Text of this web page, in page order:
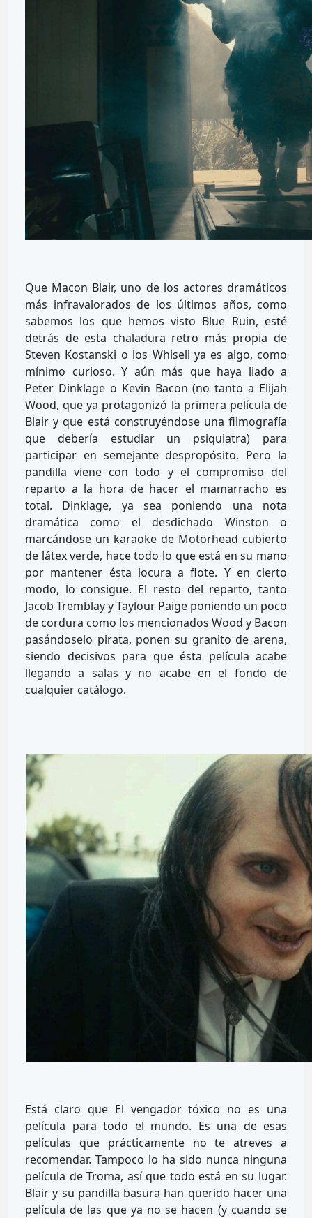
Que Macon Blair, uno de los actores dramáticos
más infravalorados de los últimos años, como
sabemos los que hemos visto Blue Ruin, esté
detrás de esta chaladura retro más propia de
Steven Kostanski o los Whisell ya es algo, como
mínimo curioso. Y aún más que haya liado a
Peter Dinklage o Kevin Bacon (no tanto a Elijah
Wood, que ya protagonizó la primera película de
Blair y que está construyéndose una filmografía
que debería estudiar un psiquiatra) para
participar en semejante despropósito. Pero la
pandilla viene con todo y el compromiso del
reparto a la hora de hacer el mamarracho es
total. Dinklage, ya sea poniendo una nota
dramática como el desdichado Winston o
marcándose un karaoke de Motörhead cubierto
de látex verde, hace todo lo que está en su mano
por mantener ésta locura a flote. Y en cierto
modo, lo consigue. El resto del reparto, tanto
Jacob Tremblay y Taylour Paige poniendo un poco
de cordura como los mencionados Wood y Bacon
pasándoselo pirata, ponen su granito de arena,
siendo decisivos para que ésta película acabe
llegando a salas y no acabe en el fondo de
cualquier catálogo.
Está claro que El vengador tóxico no es una
película para todo el mundo. Es una de esas
películas que prácticamente no te atreves a
recomendar. Tampoco lo ha sido nunca ninguna
película de Troma, así que todo está en su lugar.
Blair y su pandilla basura han querido hacer una
película de las que ya no se hacen (y cuando se